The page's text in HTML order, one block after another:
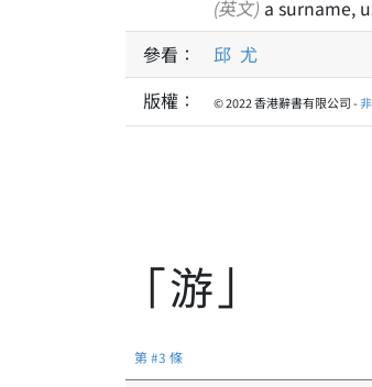
(英文) a surname,
參看：
邱 尤
版權：
© 2022 香港辭書有限公司 -
「游」
第 #3 條